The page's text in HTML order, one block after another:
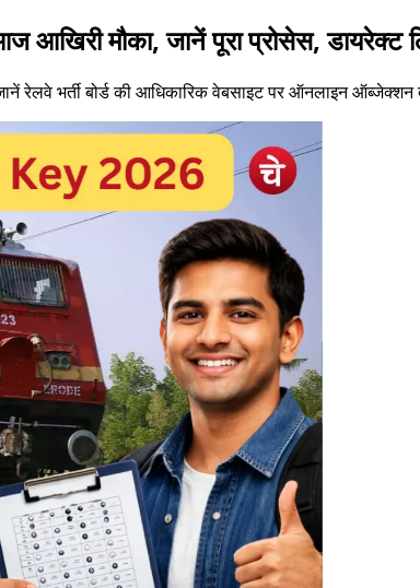
मौका, जानें पूरा प्रोसेस, डायरेक्ट
भर्ती बोर्ड की आधिकारिक वेबसाइट पर ऑनलाइन ऑब्जेक्शन